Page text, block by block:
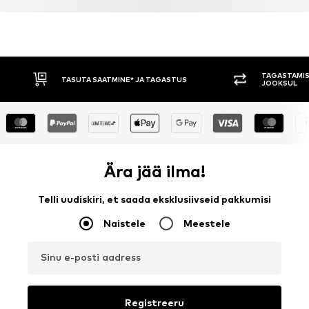
TASUTA SAATMINE* JA TAGASTUS
JOOKSUL
Ära jää ilma!
Telli uudiskiri, et saada eksklusiivseid pakkumisi
Naistele Meestele
Sinu e-posti aadress
Registreeru